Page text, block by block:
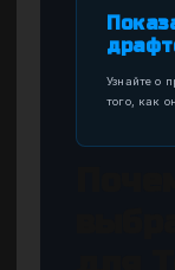
Узнайте о
того, как